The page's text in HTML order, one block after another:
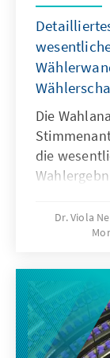
Die
die
sowie am
der
Leistungen
Dr. Viola